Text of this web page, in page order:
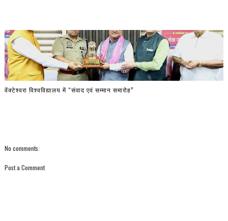
वेंक्टेश्वरा विश्वविद्यालय में “संवाद एवं सम्मान समारोह”
No comments:
Post a Comment